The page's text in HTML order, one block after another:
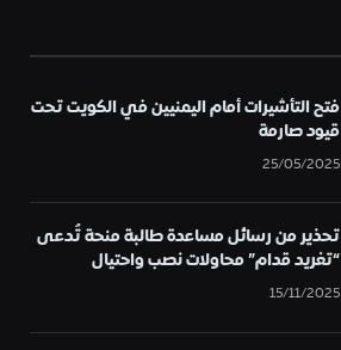
فتح التأشيرات أمام اليمنيين في الكويت تحت
قيود صارمة
25/05/2025
تحذير من رسائل مساعدة طالبة منحة تُدعى
“تغريد قدام” محاولات نصب واحتيال
15/11/2025